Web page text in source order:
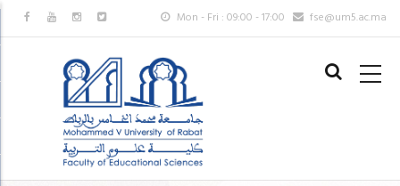
Aller
au
principal
Mon - Fri : 09:00 - 17:00 fse@um5.ac.ma
MAIN